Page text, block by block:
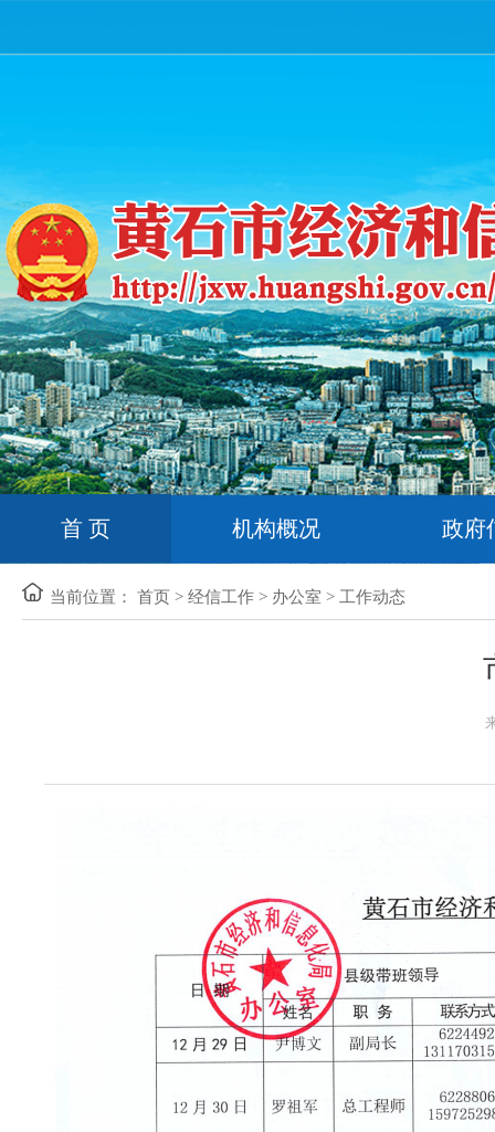
首 页 机构概况 政府
当前位置： 首页 > 经信工作 > 办公室 > 工作动态